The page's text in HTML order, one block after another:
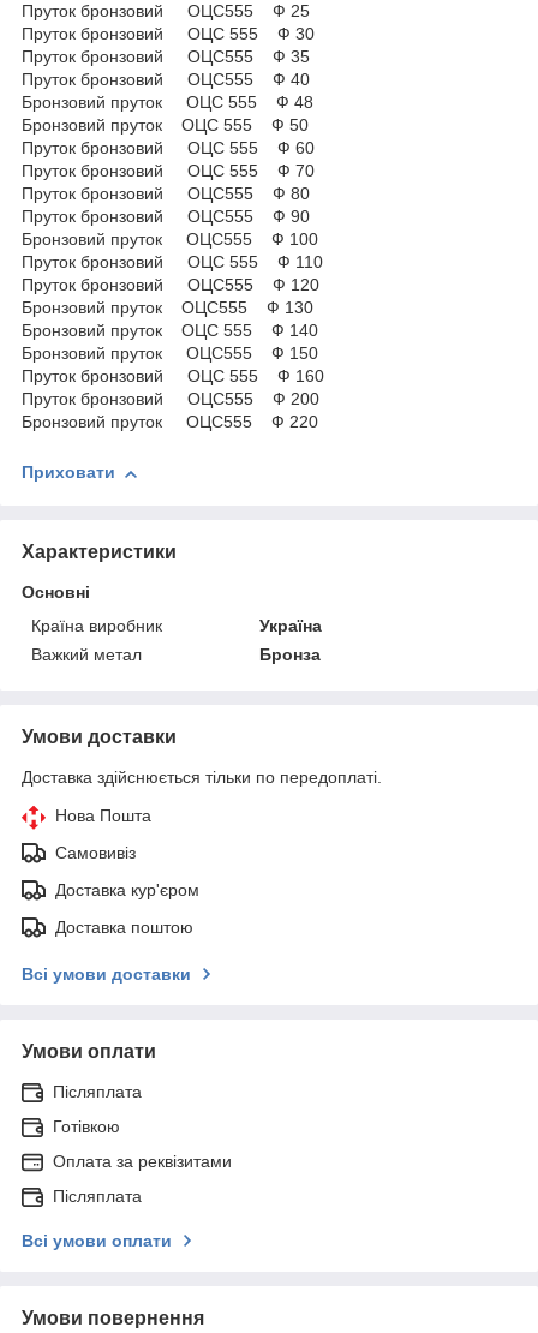
Пруток бронзовий ОЦС555 Ф 25
Пруток бронзовий ОЦС 555 Ф 30
Пруток бронзовий ОЦС555 Ф 35
Пруток бронзовий ОЦС555 Ф 40
Бронзовий пруток ОЦС 555 Ф 48
Бронзовий пруток ОЦС 555 Ф 50
Пруток бронзовий ОЦС 555 Ф 60
Пруток бронзовий ОЦС 555 Ф 70
Пруток бронзовий ОЦС555 Ф 80
Пруток бронзовий ОЦС555 Ф 90
Бронзовий пруток ОЦС555 Ф 100
Пруток бронзовий ОЦС 555 Ф 110
Пруток бронзовий ОЦС555 Ф 120
Бронзовий пруток ОЦС555 Ф 130
Бронзовий пруток ОЦС 555 Ф 140
Бронзовий пруток ОЦС555 Ф 150
Пруток бронзовий ОЦС 555 Ф 160
Пруток бронзовий ОЦС555 Ф 200
Бронзовий пруток ОЦС555 Ф 220
Приховати
Характеристики
Основні
Країна виробник
Україна
Важкий метал
Бронза
Умови доставки
Доставка здійснюється тільки по передоплаті.
Нова Пошта
Самовивіз
Доставка кур'єром
Доставка поштою
Всі умови доставки
Умови оплати
Післяплата
Готівкою
Оплата за реквізитами
Післяплата
Всі умови оплати
Умови повернення